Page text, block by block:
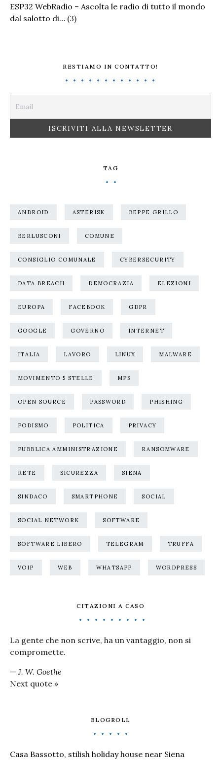
ESP32 WebRadio – Ascolta le radio di tutto il mondo
dal salotto di… (3)
RESTIAMO IN CONTATTO!
TAG
ANDROID ASTERISK BEPPE GRILLO
BERLUSCONI COMUNE
CONSIGLIO COMUNALE CYBERSECURITY
DATA BREACH DEMOCRAZIA ELEZIONI
EUROPA FACEBOOK GDPR
GOOGLE GOVERNO INTERNET
ITALIA LAVORO LINUX MALWARE
MOVIMENTO 5 STELLE MPS
OPEN SOURCE PASSWORD PHISHING
PODISMO POLITICA PRIVACY
PUBBLICA AMMINISTRAZIONE RANSOMWARE
RETE SICUREZZA SIENA
SINDACO SMARTPHONE SOCIAL
SOCIAL NETWORK SOFTWARE
SOFTWARE LIBERO TELEGRAM TRUFFA
VOIP WEB WHATSAPP WORDPRESS
CITAZIONI A CASO
La gente che non scrive, ha un vantaggio, non si
compromette.
— J. W. Goethe
Next quote »
BLOGROLL
Casa Bassotto, stilish holiday house near Siena